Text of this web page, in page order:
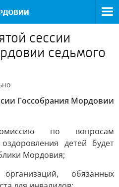
сессии
седьмого
Госсобрания Мордовии
по вопросам
детей будет
Мордовия;
обязанных